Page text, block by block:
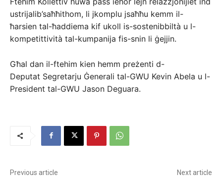
ustrijalib’saħħithom, li jkomplu jsaħħu kemm il-
ħarsien tal-ħaddiema kif ukoll is-sostenibbiltà u l-
kompetittività tal-kumpanija fis-snin li ġejjin.
Għal dan il-ftehim kien hemm preżenti d-
Deputat Segretarju Ġenerali tal-GWU Kevin Abela u l-
President tal-GWU Jason Deguara.
Previous article Next article